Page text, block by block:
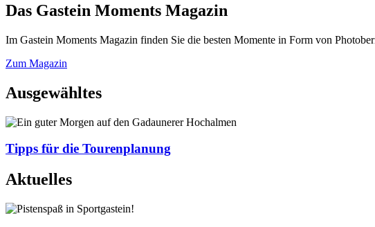
Das Gastein Moments Magazin
Im Gastein Moments Magazin finden Sie die besten Momente in Form von
Zum Magazin
Ausgewähltes
Tipps für die Tourenplanung
Aktuelles